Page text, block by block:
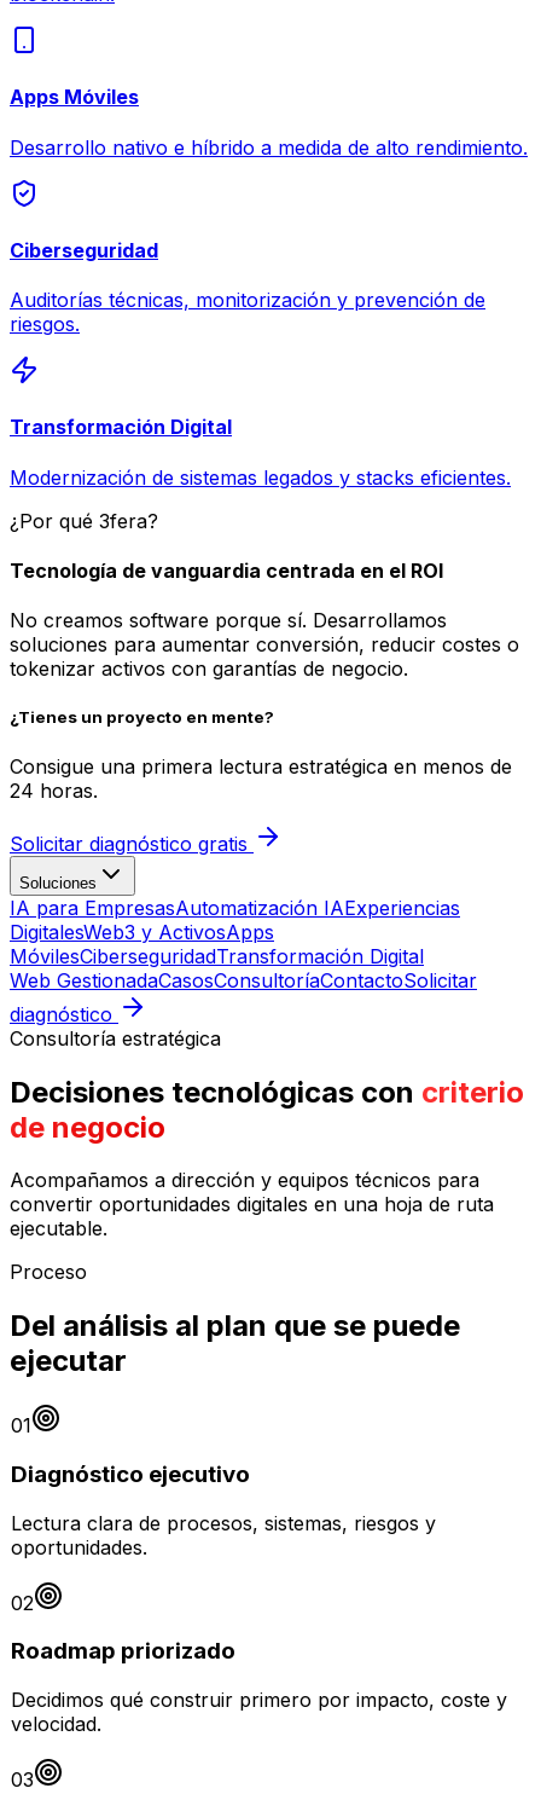
Apps Móviles
Desarrollo nativo e híbrido a medida de alto rendimiento.
Ciberseguridad
Auditorías técnicas, monitorización y prevención de
riesgos.
Transformación Digital
Modernización de sistemas legados y stacks eficientes.
¿Por qué 3fera?
Tecnología de vanguardia centrada en el ROI
No creamos software porque sí. Desarrollamos
soluciones para aumentar conversión, reducir costes o
tokenizar activos con garantías de negocio.
¿Tienes un proyecto en mente?
Consigue una primera lectura estratégica en menos de
24 horas.
Solicitar diagnóstico gratis
Soluciones
IA para EmpresasAutomatización IAExperiencias
DigitalesWeb3 y ActivosApps
MóvilesCiberseguridadTransformación Digital
Web GestionadaCasosConsultoríaContactoSolicitar
diagnóstico
Consultoría estratégica
Decisiones tecnológicas con criterio
de negocio
Acompañamos a dirección y equipos técnicos para
convertir oportunidades digitales en una hoja de ruta
ejecutable.
Proceso
Del análisis al plan que se puede
ejecutar
01
Diagnóstico ejecutivo
Lectura clara de procesos, sistemas, riesgos y
oportunidades.
02
Roadmap priorizado
Decidimos qué construir primero por impacto, coste y
velocidad.
03